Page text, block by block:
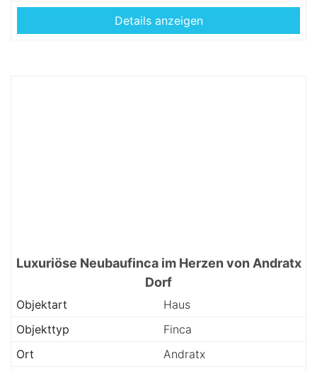
Details anzeigen
Luxuriöse Neubaufinca im Herzen von Andratx
Dorf
Objektart
Haus
Objekttyp
Finca
Ort
Andratx